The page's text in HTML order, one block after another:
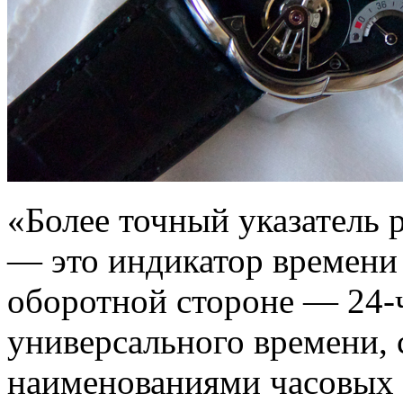
«Более точный
— это индикатор
оборотной стороне — 24-
универсального
наименованиями часовых